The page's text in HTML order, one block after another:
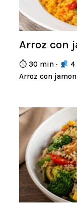
Arroz con
⏱ 30 min · 4
Arroz con